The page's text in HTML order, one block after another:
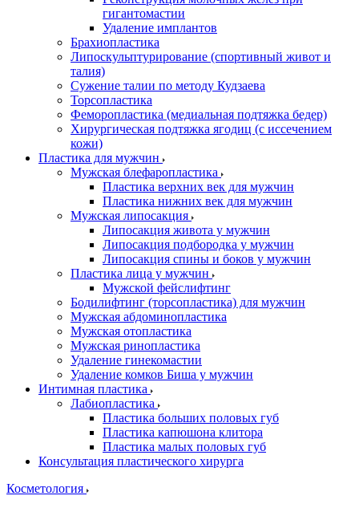
гигантомастии
Удаление имплантов
Брахиопластика
Липоскульптурирование (спортивный живот и
талия)
Сужение талии по методу Кудзаева
Торсопластика
Феморопластика (медиальная подтяжка бедер)
Хирургическая подтяжка ягодиц (с иссечением
кожи)
Пластика для мужчин
Мужская блефаропластика
Пластика верхних век для мужчин
Пластика нижних век для мужчин
Мужская липосакция
Липосакция живота у мужчин
Липосакция подбородка у мужчин
Липосакция спины и боков у мужчин
Пластика лица у мужчин
Мужской фейслифтинг
Бодилифтинг (торсопластика) для мужчин
Мужская абдоминопластика
Мужская отопластика
Мужская ринопластика
Удаление гинекомастии
Удаление комков Биша у мужчин
Интимная пластика
Лабиопластика
Пластика больших половых губ
Пластика капюшона клитора
Пластика малых половых губ
Консультация пластического хирурга
Косметология